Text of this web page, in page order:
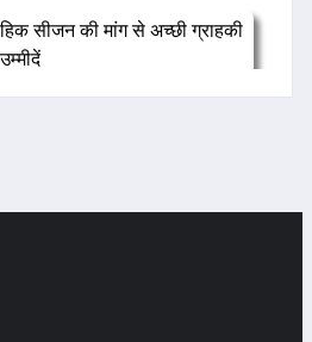
2024-11-22 08:11:01 |
Textile